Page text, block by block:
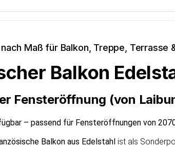
Maß für Balkon, Treppe, Terrasse
Balkon
Fensteröffnung (von
– passend für Fensteröffnungen von
Balkon aus Edelstahl ist als